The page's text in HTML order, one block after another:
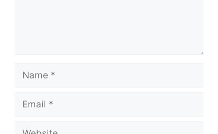
Name
Email
Website